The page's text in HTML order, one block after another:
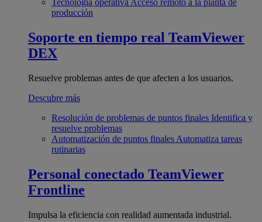
Tecnología operativa Acceso remoto a la planta de
producción
Soporte en tiempo real TeamViewer
DEX
Resuelve problemas antes de que afecten a los usuarios.
Descubre más
Resolución de problemas de puntos finales Identifica y
resuelve problemas
Automatización de puntos finales Automatiza tareas
rutinarias
Personal conectado TeamViewer
Frontline
Impulsa la eficiencia con realidad aumentada industrial.